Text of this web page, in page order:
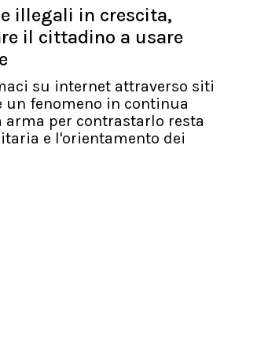
illegali in crescita,
il cittadino a usare
su internet attraverso siti
un fenomeno in continua
arma per contrastarlo resta
e l'orientamento dei